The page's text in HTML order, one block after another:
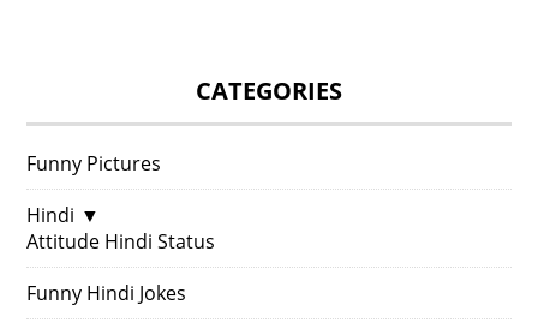
CATEGORIES
Funny Pictures
Hindi ▼
Attitude Hindi Status
Funny Hindi Jokes